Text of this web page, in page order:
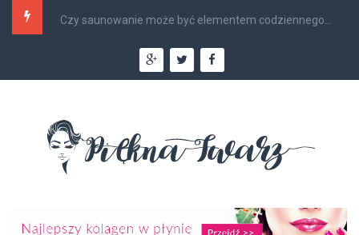
Czy saunowanie może być elementem codziennego...